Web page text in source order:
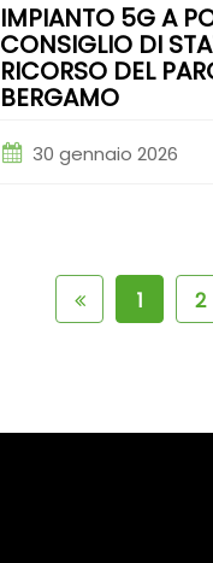
IMPIANTO 5G A
CONSIGLIO DI
RICORSO DEL
BERGAMO
30 gennaio 2026
1 2